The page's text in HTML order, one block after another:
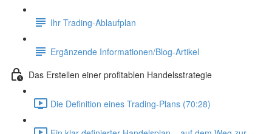
Ihr Trading-Ablaufplan
Ergänzende Informationen/Blog-Artikel
Das Erstellen einer profitablen Handelsstrategie
Die Definition eines Trading-Plans (70:28)